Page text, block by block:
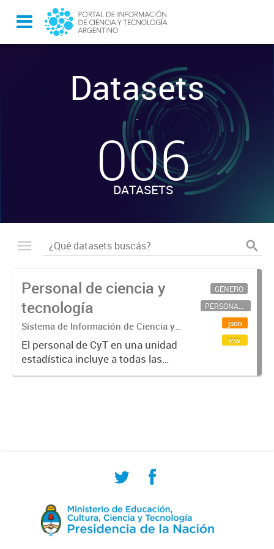
Datasets
-
006
DATASETS
Personal de ciencia y
tecnología
Sistema de Información de Ciencia y
Tecnología Argentino (SICYTAR)
El personal de CyT en una unidad
estadística incluye a todas las
personas involucradas
GÉNERO
PERSONAL CIENTÍFICO-TECNOLÓGICO
json
csv